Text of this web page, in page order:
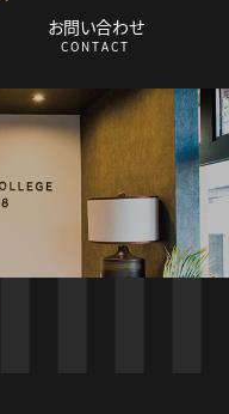
お問い合わせ
CONTACT